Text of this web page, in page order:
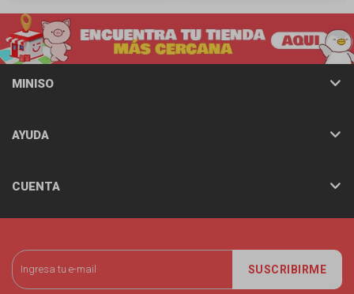
SUSCRIBIRME
MINISO
AYUDA
CUENTA